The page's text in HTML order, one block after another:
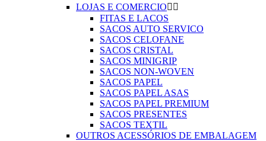
LOJAS E COMERCIO 
FITAS E LACOS
SACOS AUTO SERVICO
SACOS CELOFANE
SACOS CRISTAL
SACOS MINIGRIP
SACOS NON-WOVEN
SACOS PAPEL
SACOS PAPEL ASAS
SACOS PAPEL PREMIUM
SACOS PRESENTES
SACOS TEXTIL
OUTROS ACESSÓRIOS DE EMBALAGEM